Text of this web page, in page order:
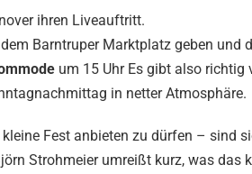
ihren Liveauftritt.
Barntruper Marktplatz geben und
um 15 Uhr Es gibt also richtig
in netter Atmosphäre.
Fest anbieten zu dürfen – sind
Strohmeier umreißt kurz, was das